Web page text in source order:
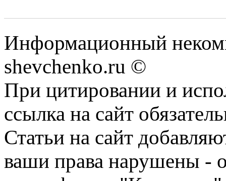
Информационный
shevchenko.ru ©
При цитировании и
ссылка на сайт
Статьи на сайт
ваши права нарушены -